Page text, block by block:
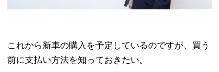
これから新車の購入を予定しているのですが、買う
前に支払い方法を知っておきたい。